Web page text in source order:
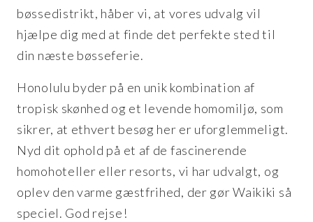
bøssedistrikt, håber vi, at vores udvalg vil
hjælpe dig med at finde det perfekte sted til
din næste bøsseferie.
Honolulu byder på en unik kombination af
tropisk skønhed og et levende homomiljø, som
sikrer, at ethvert besøg her er uforglemmeligt.
Nyd dit ophold på et af de fascinerende
homohoteller eller resorts, vi har udvalgt, og
oplev den varme gæstfrihed, der gør Waikiki så
speciel. God rejse!